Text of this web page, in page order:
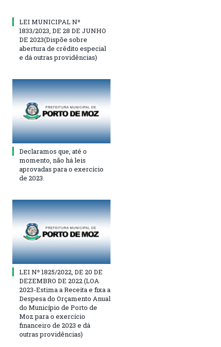
LEI MUNICIPAL Nº
1833/2023, DE 28 DE JUNHO
DE 2023(Dispõe sobre
abertura de crédito especial
e dá outras providências)
Declaramos que, até o
momento, não há leis
aprovadas para o exercício
de 2023.
LEI Nº 1825/2022, DE 20 DE
DEZEMBRO DE 2022 (LOA
2023-Estima a Receita e fixa a
Despesa do Orçamento Anual
do Município de Porto de
Moz para o exercício
financeiro de 2023 e dá
outras providências)